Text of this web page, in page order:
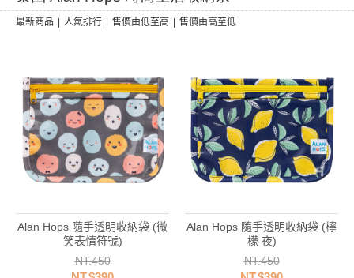
最新商品 人氣排行 售價由低至高 售價由高至低
Alan Hops 隨手透明收納袋 (微
笑表情符號)
NT.450
Alan Hops 隨手透明收納袋 (檸
檬 夜)
NT.450